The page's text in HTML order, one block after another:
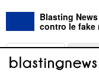
Blasting
contro le fake
ABOUT